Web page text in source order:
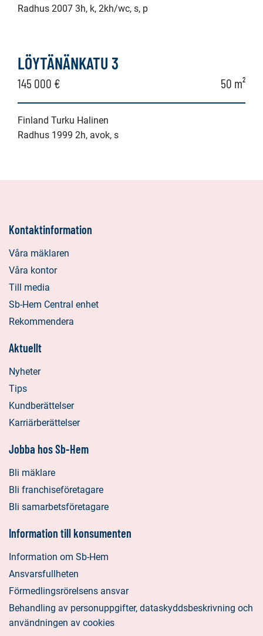
Radhus 2007 3h, k, 2kh/wc, s, p
LÖYTÄNÄNKATU 3
145 000 € 50 m²
Finland Turku Halinen
Radhus 1999 2h, avok, s
Kontaktinformation
Våra mäklaren
Våra kontor
Till media
Sb-Hem Central enhet
Rekommendera
Aktuellt
Nyheter
Tips
Kundberättelser
Karriärberättelser
Jobba hos Sb-Hem
Bli mäklare
Bli franchiseföretagare
Bli samarbetsföretagare
Information till konsumenten
Information om Sb-Hem
Ansvarsfullheten
Förmedlingsrörelsens ansvar
Behandling av personuppgifter, dataskyddsbeskrivning och
användningen av cookies